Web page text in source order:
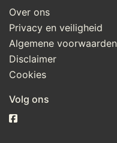
Over ons
Privacy en veiligheid
Algemene voorwaarden
Disclaimer
Cookies
Volg ons